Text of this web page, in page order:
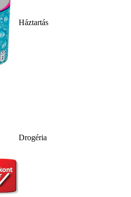
Háztartás
Drogéria